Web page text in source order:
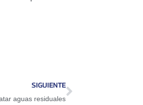
SIGUIENTE
aguas residuales